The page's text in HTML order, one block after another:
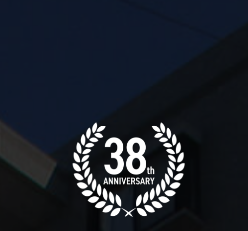
大規模修繕
修繕工事の流れ
安全への取り組み